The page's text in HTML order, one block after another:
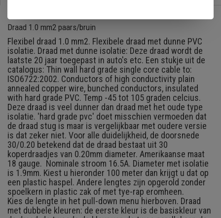
Draad 1.0 mm2 paars/bruin
Flexibel draad 1.0 mm2. Flexibele draad met dunne PVC
isolatie. Draad met dunne isolatie: Deze draad wordt de
laatste 20 jaar toegepast in auto's etc. Een stukje uit de
catalogus: Thin wall hard grade single core cable to:
ISO6722:2002. Conductors of high conductivity plain
annealed copper wire, bunched conductors, insulated
with hard grade PVC. Temp -45 tot 105 graden celcius.
Deze draad is veel dunner dan draad met het oude type
isolatie. 'hard grade pvc' doet misschien vermoeden dat
de draad stug is maar is vergelijkbaar met oudere versie
is dat zeker niet. Voor alle duidelijkheid, de doorsnede
30/0.20 betekend dat de draad bestaat uit 30
koperdraadjes van 0.20mm diameter. Amerikaanse maat
18 gauge. Nominale stroom 16.5A. Diameter met isolatie
is 1.9mm. Kiest u hieronder 100 meter dan krijgt u dat op
een plastic haspel. Andere lengtes zijn opgerold zonder
spoelkern in plastic zak of met tye-rap eromheen.
Kies de lengte in het pull-down menu hierboven. Draad
met dubbele kleuren: de eerste kleur is de basiskleur van